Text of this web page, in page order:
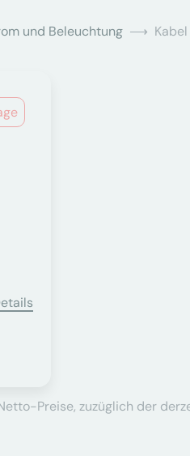
und Beleuchtung Kabel
Preise, zuzüglich der